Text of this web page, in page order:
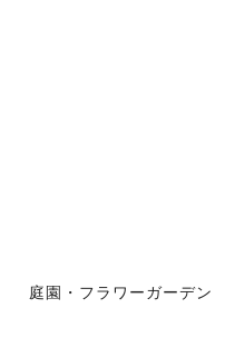
庭園・フラワーガーデン